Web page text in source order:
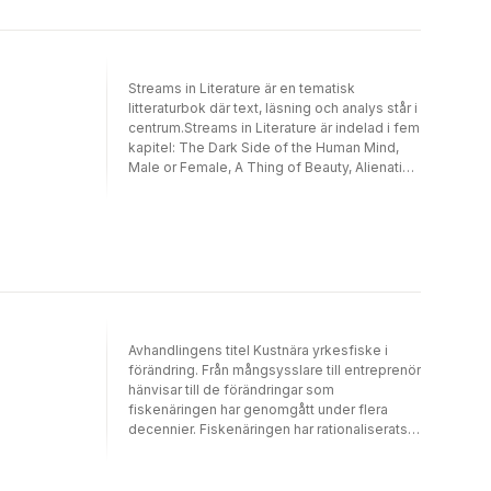
Streams in Literature är en tematisk
litteraturbok där text, läsning och analys står i
centrum.Streams in Literature är indelad i fem
kapitel: The Dark Side of the Human Mind,
Male or Female, A Thing of Beauty, Alienation
Oscar Wilde, Mary Shelley, Edgar Allan Poe,
William Wordsworth, J.R.R. Tolkien, Nick
Hornby, Margaret Atwood och Paul Auster.
Här finns också mer oväntade val som t.ex.
Nick Cave och Eminem. Förutom
Avhandlingens titel Kustnära yrkesfiske i
förändring. Från mångsysslare till entreprenör
hänvisar till de förändringar som
fiskenäringen har genomgått under flera
decennier. Fiskenäringen har rationaliserats